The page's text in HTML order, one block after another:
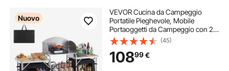
Nuovo
VEVOR Cucina da Campeggio
Portatile Pieghevole, Mobile
Portaoggetti da Campeggio con 2
Tavoli Laterali in MDF Paravento
Rimovibile per Fornello, Spazio
Portaoggetti Gambe a X, Mobile
Cucina per Picnic
(45)
10899€